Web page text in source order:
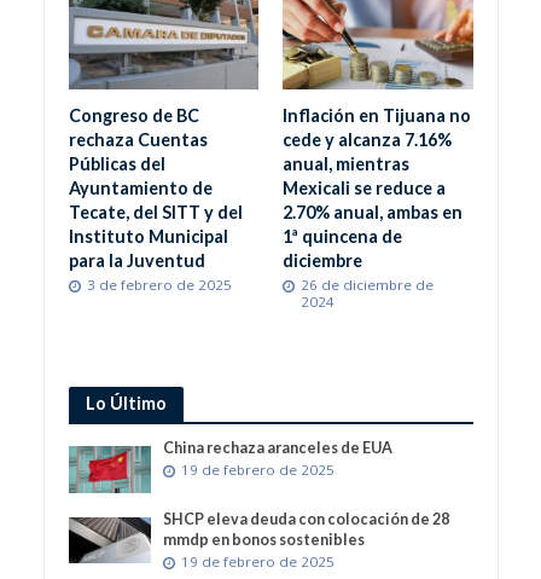
Congreso de BC
rechaza Cuentas
Públicas del
Ayuntamiento de
Tecate, del SITT y del
Instituto Municipal
para la Juventud
3 de febrero de 2025
Inflación en Tijuana no
cede y alcanza 7.16%
anual, mientras
Mexicali se reduce a
2.70% anual, ambas en
1ª quincena de
diciembre
26 de diciembre de
2024
Lo Último
China rechaza aranceles de EUA
19 de febrero de 2025
SHCP eleva deuda con colocación de 28
mmdp en bonos sostenibles
19 de febrero de 2025